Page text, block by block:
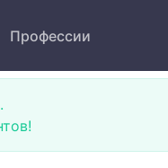
Профессии
.